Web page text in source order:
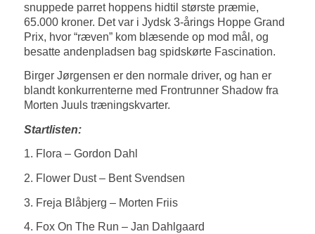
snuppede parret hoppens hidtil største præmie,
65.000 kroner. Det var i Jydsk 3-årings Hoppe Grand
Prix, hvor “ræven” kom blæsende op mod mål, og
besatte andenpladsen bag spidskørte Fascination.
Birger Jørgensen er den normale driver, og han er
blandt konkurrenterne med Frontrunner Shadow fra
Morten Juuls træningskvarter.
Startlisten:
1. Flora – Gordon Dahl
2. Flower Dust – Bent Svendsen
3. Freja Blåbjerg – Morten Friis
4. Fox On The Run – Jan Dahlgaard